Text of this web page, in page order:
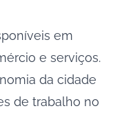
em
e serviços.
da cidade
de trabalho no